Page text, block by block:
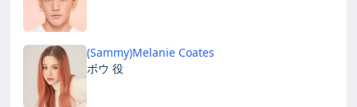
(Sammy)Melanie Coates
ボウ 役